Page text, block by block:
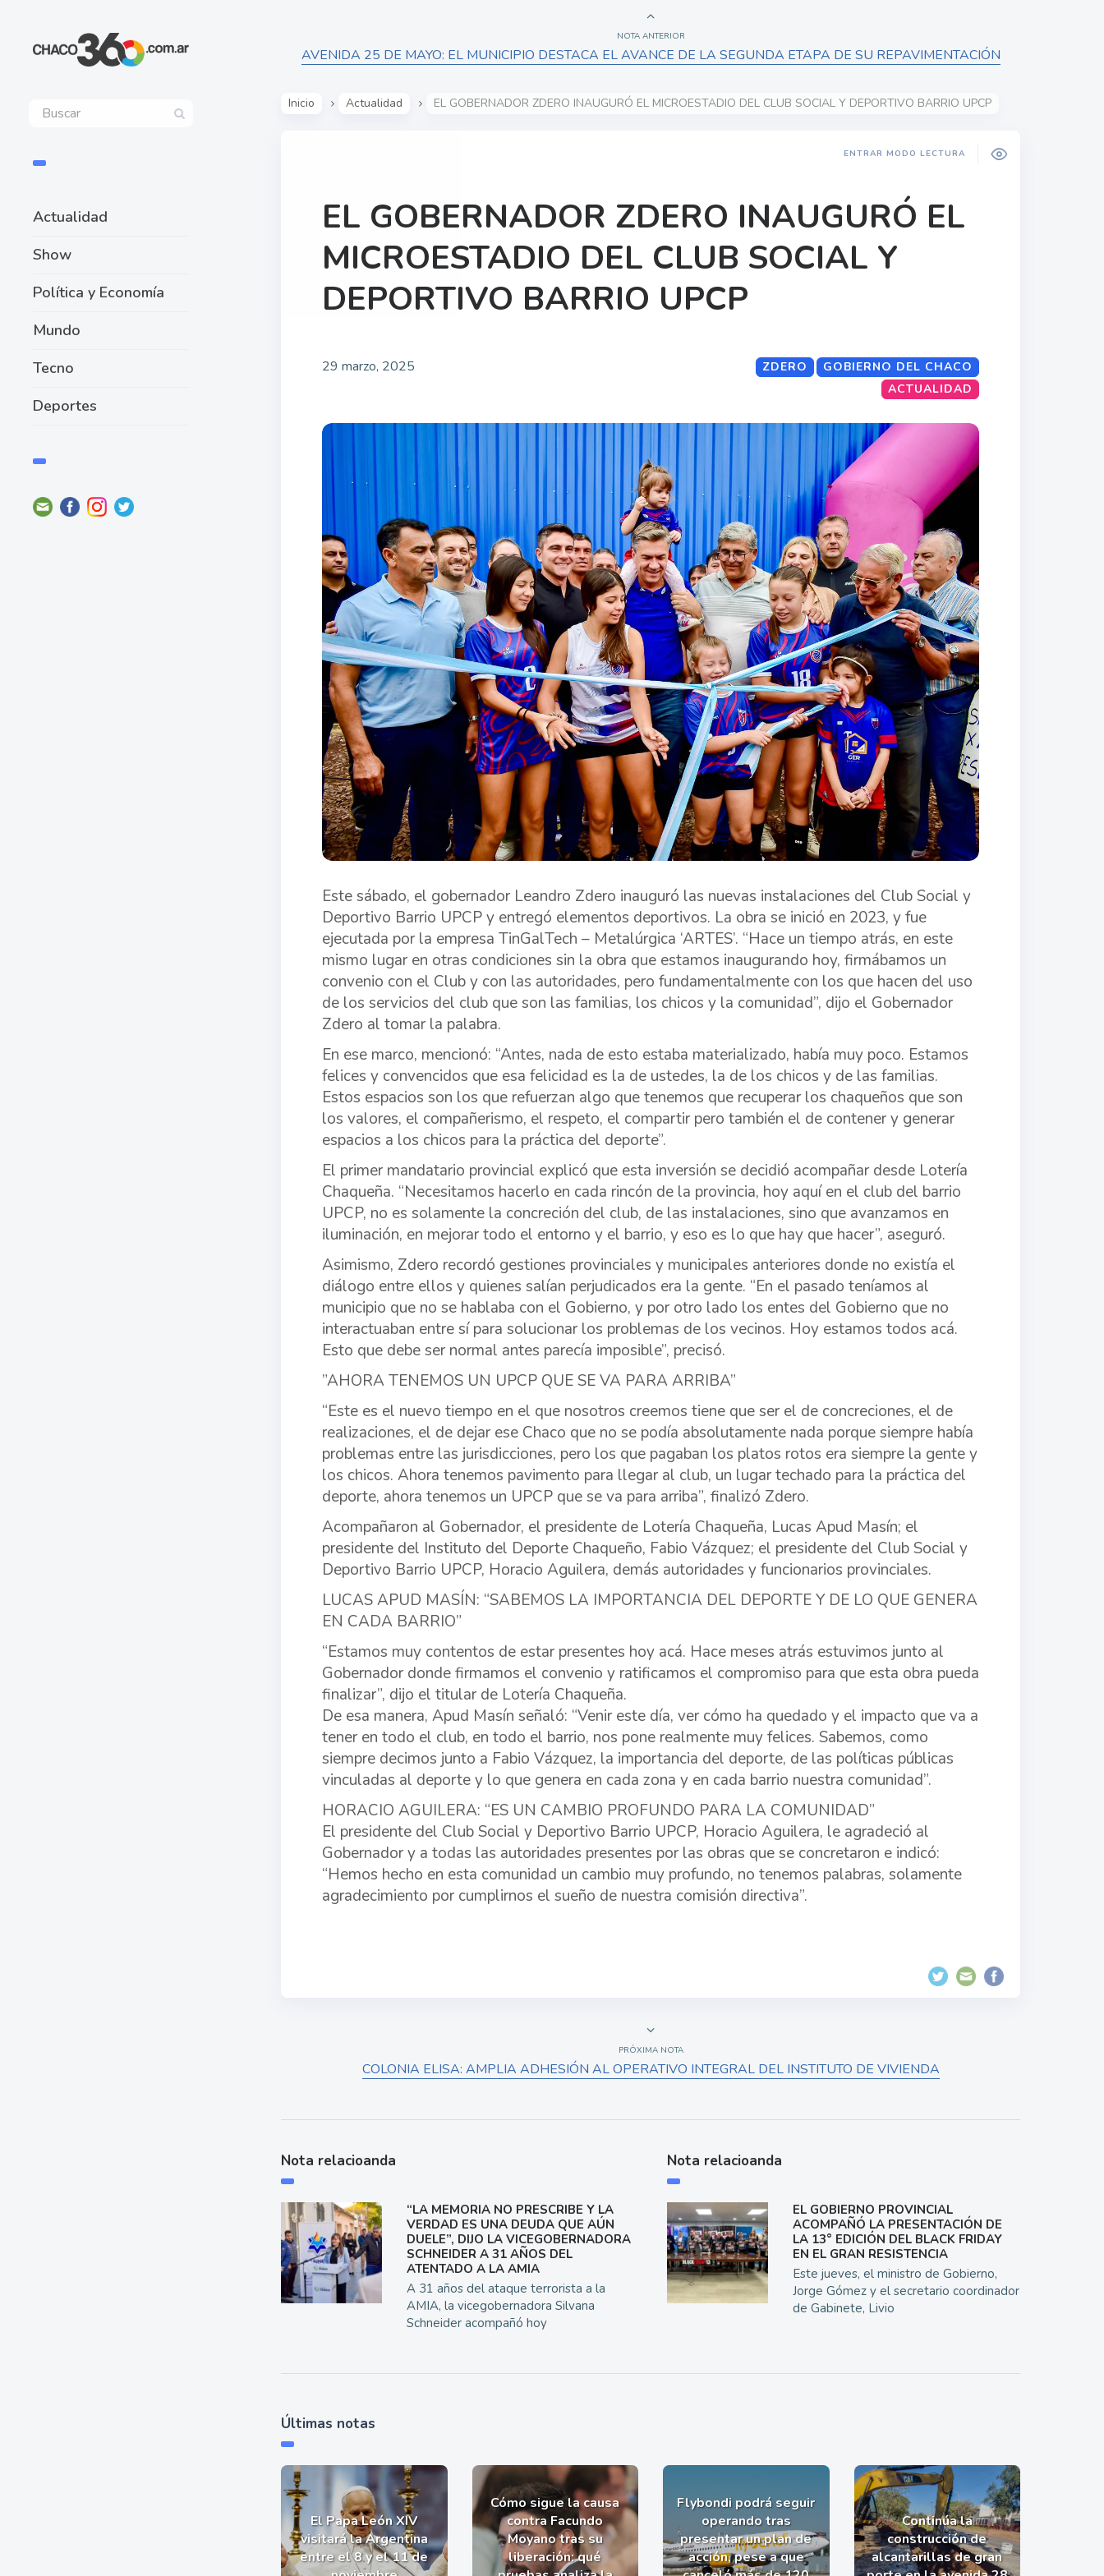
Actualidad
Show
Política y Economía
Mundo
Tecno
Deportes
NOTA ANTERIOR
AVENIDA 25 DE MAYO: EL MUNICIPIO DESTACA EL AVANCE DE LA SEGUNDA ETAPA DE SU REPAVIMENTACIÓN
Inicio Actualidad EL GOBERNADOR ZDERO INAUGURÓ EL MICROESTADIO DEL CLUB SOCIAL Y DEPORTIVO BARRIO UPCP
ENTRAR MODO LECTURA
EL GOBERNADOR ZDERO INAUGURÓ EL
MICROESTADIO DEL CLUB SOCIAL Y
DEPORTIVO BARRIO UPCP
29 marzo, 2025 GOBIERNO DEL CHACO
ZDERO
ACTUALIDAD
Este sábado, el gobernador Leandro Zdero inauguró las nuevas instalaciones del Club Social y
Deportivo Barrio UPCP y entregó elementos deportivos. La obra se inició en 2023, y fue
ejecutada por la empresa TinGalTech – Metalúrgica ‘ARTES’. “Hace un tiempo atrás, en este
mismo lugar en otras condiciones sin la obra que estamos inaugurando hoy, firmábamos un
convenio con el Club y con las autoridades, pero fundamentalmente con los que hacen del uso
de los servicios del club que son las familias, los chicos y la comunidad”, dijo el Gobernador
Zdero al tomar la palabra.
En ese marco, mencionó: “Antes, nada de esto estaba materializado, había muy poco. Estamos
felices y convencidos que esa felicidad es la de ustedes, la de los chicos y de las familias.
Estos espacios son los que refuerzan algo que tenemos que recuperar los chaqueños que son
los valores, el compañerismo, el respeto, el compartir pero también el de contener y generar
espacios a los chicos para la práctica del deporte”.
El primer mandatario provincial explicó que esta inversión se decidió acompañar desde Lotería
Chaqueña. “Necesitamos hacerlo en cada rincón de la provincia, hoy aquí en el club del barrio
UPCP, no es solamente la concreción del club, de las instalaciones, sino que avanzamos en
iluminación, en mejorar todo el entorno y el barrio, y eso es lo que hay que hacer”, aseguró.
Asimismo, Zdero recordó gestiones provinciales y municipales anteriores donde no existía el
diálogo entre ellos y quienes salían perjudicados era la gente. “En el pasado teníamos al
municipio que no se hablaba con el Gobierno, y por otro lado los entes del Gobierno que no
interactuaban entre sí para solucionar los problemas de los vecinos. Hoy estamos todos acá.
Esto que debe ser normal antes parecía imposible”, precisó.
”AHORA TENEMOS UN UPCP QUE SE VA PARA ARRIBA”
“Este es el nuevo tiempo en el que nosotros creemos tiene que ser el de concreciones, el de
realizaciones, el de dejar ese Chaco que no se podía absolutamente nada porque siempre había
problemas entre las jurisdicciones, pero los que pagaban los platos rotos era siempre la gente y
los chicos. Ahora tenemos pavimento para llegar al club, un lugar techado para la práctica del
deporte, ahora tenemos un UPCP que se va para arriba”, finalizó Zdero.
Acompañaron al Gobernador, el presidente de Lotería Chaqueña, Lucas Apud Masín; el
presidente del Instituto del Deporte Chaqueño, Fabio Vázquez; el presidente del Club Social y
Deportivo Barrio UPCP, Horacio Aguilera, demás autoridades y funcionarios provinciales.
LUCAS APUD MASÍN: “SABEMOS LA IMPORTANCIA DEL DEPORTE Y DE LO QUE GENERA
EN CADA BARRIO”
“Estamos muy contentos de estar presentes hoy acá. Hace meses atrás estuvimos junto al
Gobernador donde firmamos el convenio y ratificamos el compromiso para que esta obra pueda
finalizar”, dijo el titular de Lotería Chaqueña.
De esa manera, Apud Masín señaló: “Venir este día, ver cómo ha quedado y el impacto que va a
tener en todo el club, en todo el barrio, nos pone realmente muy felices. Sabemos, como
siempre decimos junto a Fabio Vázquez, la importancia del deporte, de las políticas públicas
vinculadas al deporte y lo que genera en cada zona y en cada barrio nuestra comunidad”.
HORACIO AGUILERA: “ES UN CAMBIO PROFUNDO PARA LA COMUNIDAD”
El presidente del Club Social y Deportivo Barrio UPCP, Horacio Aguilera, le agradeció al
Gobernador y a todas las autoridades presentes por las obras que se concretaron e indicó:
“Hemos hecho en esta comunidad un cambio muy profundo, no tenemos palabras, solamente
agradecimiento por cumplirnos el sueño de nuestra comisión directiva”.
PRÓXIMA NOTA
COLONIA ELISA: AMPLIA ADHESIÓN AL OPERATIVO INTEGRAL DEL INSTITUTO DE VIVIENDA
Nota relacioanda
“LA MEMORIA NO PRESCRIBE Y LA
VERDAD ES UNA DEUDA QUE AÚN
DUELE”, DIJO LA VICEGOBERNADORA
SCHNEIDER A 31 AÑOS DEL
ATENTADO A LA AMIA
A 31 años del ataque terrorista a la
AMIA, la vicegobernadora Silvana
Schneider acompañó hoy
Nota relacioanda
EL GOBIERNO PROVINCIAL
ACOMPAÑÓ LA PRESENTACIÓN DE
LA 13° EDICIÓN DEL BLACK FRIDAY
EN EL GRAN RESISTENCIA
Este jueves, el ministro de Gobierno,
Jorge Gómez y el secretario coordinador
de Gabinete, Livio
Últimas notas
El Papa León XIV
visitará la Argentina
entre el 8 y el 11 de
Cómo sigue la causa
contra Facundo
Moyano tras su
liberación: qué
Flybondi podrá seguir
operando tras
presentar un plan de
acción, pese a que
Continúa la
construcción de
alcantarillas de gran